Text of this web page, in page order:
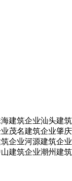
建筑企业汕头建筑
茂名建筑企业肇庆
企业河源建筑企业
建筑企业潮州建筑